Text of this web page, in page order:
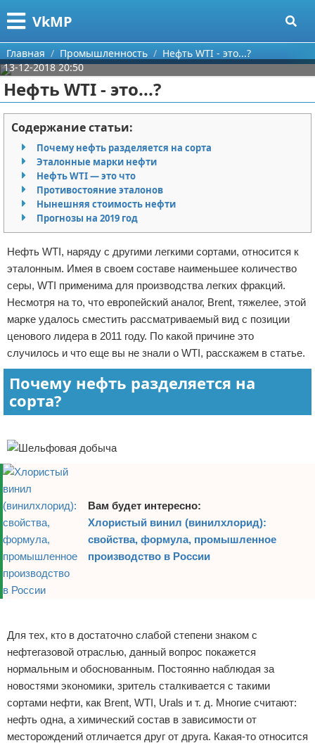
VkMP
Меню
Главная
Категории
Сельское хозяйство
Разное
Идеи бизнеса
Для руководителя
Международный бизнес
Продажи
Начало бизнеса
Обзоры услуг
Самосовершенствование
Поиск
О проекте
Контакты
Сотрудничество
Для правообладателей
Условия предоставления информации
Отказ от ответственности
Главная Промышленность
Нефть WTI - это...?
13-12-2018 20:50
Нефть WTI - это...?
Содержание статьи:
Почему нефть разделяется на сорта
Эталонные марки нефти
Нефть WTI — это что
Противостояние эталонов
Нынешняя стоимость нефти
Прогнозы на 2019 год
Нефть WTI, наряду с другими легкими сортами, относится к
эталонным. Имея в своем составе наименьшее количество
серы, WTI применима для производства легких фракций.
Несмотря на то, что европейский аналог, Brent, тяжелее, этой
марке удалось сместить рассматриваемый вид с позиции
ценового лидера в 2011 году. По какой причине это
случилось и что еще вы не знали о WTI, расскажем в статье.
Почему нефть разделяется на
сорта?
Вам будет интересно:
Хлористый винил (винилхлорид):
свойства, формула, промышленное
производство в России
Для тех, кто в достаточно слабой степени знаком с
нефтегазовой отраслью, данный вопрос покажется
нормальным и обоснованным. Постоянно наблюдая за
новостями экономики, зритель сталкивается с такими
сортами нефти, как Brent, WTI, Urals и т. д. Многие считают:
нефть одна, а химический состав в зависимости от
месторождений отличается друг от друга. Какая-то относится